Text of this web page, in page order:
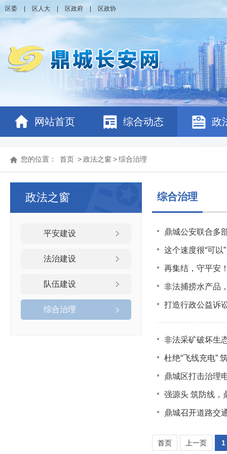
区委 区人大 区政府 区政协
网站首页 综合动态 政
您的位置： 首页 >政法之窗 >综合治理
政法之窗
平安建设
法治建设
队伍建设
综合治理
综合治理
鼎城公安联合多
这个速度很“可以
再集结，守平安
非法捕捞水产品
打造行政公益诉
非法采矿破坏生
杜绝“飞线充电”
鼎城区打击治理
强源头 筑防线，
鼎城召开道路交
首页 上一页 1